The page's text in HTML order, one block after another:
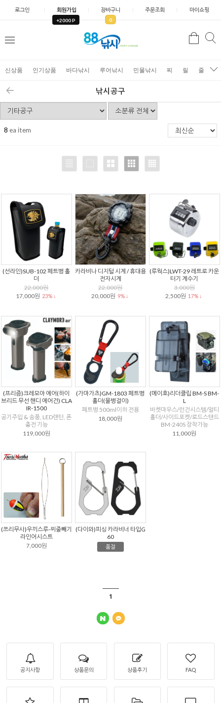
로그인 회원가입
+2000 P
장바구니
0
주문조회 마이쇼핑
검
신상품 인기상품 바다낚시 루어낚시 민물낚시 찌 릴 줄
낚시공구
8 ea item
(선라인)SUB-102 페트병 홀
더
22,000원
17,000원 23% ↓
카라비나 디지털 시계 / 휴대용
전자시계
22,000원
20,000원 9% ↓
(루웍스)LWT-29 레트로 카운
터기 계수기
3,000원
2,500원 17% ↓
(프리즘)크레모아 에어(하이
브리드 무선 핸디 에어건) CLA
IR-1500
공기주입 & 송풍, LED랜턴, 폰
충전 기능
119,000원
(가마가츠)GM-1803 페트병
홀더(물병걸이)
페트병 500ml이하 전용
18,000원
(메이호)리더클립 BM-S BM-
L
바켓마우스/런건시스템/멀티
홀더/사이드포켓/로드스탠드
BM-240S 장착가능
11,000원
(쯔리무사)우끼스루-찌줄빼기
라인어시스트
7,000원
(다이와)피싱 카라비너 타입G
60
품절
1
공지사항 상품문의 상품후기 FAQ